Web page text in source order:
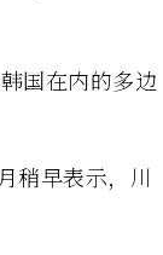
国在内的多边
稍早表示，川